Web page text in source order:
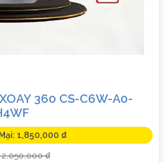
360 CS-C6W-A0-
1,850,000 ₫
2,050,000 ₫